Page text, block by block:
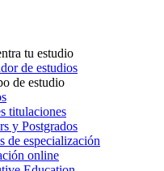
tu estudio
de estudios
de estudio
titulaciones
y Postgrados
de especialización
online